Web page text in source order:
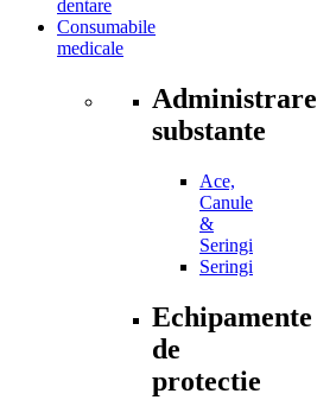
dentare
Consumabile
medicale
Administrare
substante
Ace,
Canule
&
Seringi
Seringi
Echipamente
de
protectie